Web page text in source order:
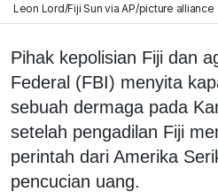
Leon Lord/Fiji Sun via AP/picture alliance
Pihak kepolisian Fiji dan
Federal (FBI) menyita
sebuah dermaga pada
setelah pengadilan Fiji
perintah dari Amerika
pencucian uang.